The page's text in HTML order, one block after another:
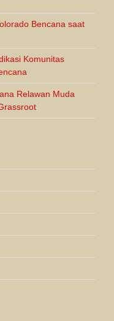
Bencana saat
Komunitas
Relawan Muda